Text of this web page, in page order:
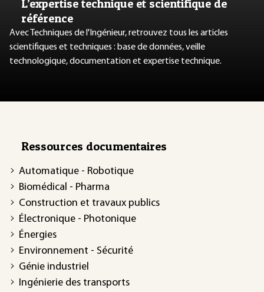
L’expertise technique et scientifique de
référence
Avec Techniques de l'Ingénieur, retrouvez tous les articles
scientifiques et techniques : base de données, veille
technologique, documentation et expertise technique.
Ressources documentaires
Automatique - Robotique
Biomédical - Pharma
Construction et travaux publics
Électronique - Photonique
Énergies
Environnement - Sécurité
Génie industriel
Ingénierie des transports